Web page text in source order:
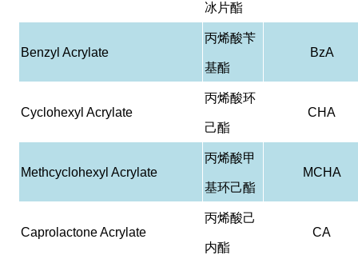
冰片酯
Benzyl Acrylate
丙烯酸苄
基酯
BzA
Cyclohexyl Acrylate
丙烯酸环
己酯
CHA
Methcyclohexyl Acrylate
丙烯酸甲
基环己酯
MCHA
Caprolactone Acrylate
丙烯酸己
内酯
CA